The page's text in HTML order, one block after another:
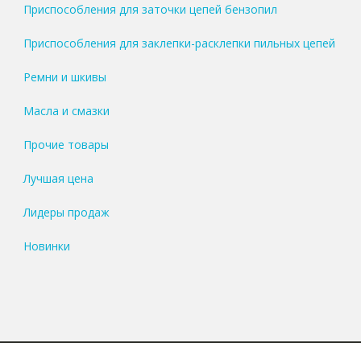
Приспособления для заточки цепей бензопил
Приспособления для заклепки-расклепки пильных цепей
Ремни и шкивы
Масла и смазки
Прочие товары
Лучшая цена
Лидеры продаж
Новинки